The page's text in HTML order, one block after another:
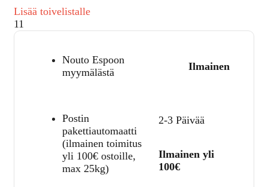
Lisää toivelistalle
11
Nouto Espoon
myymälästä
Ilmainen
Postin
pakettiautomaatti
(ilmainen toimitus
yli 100€ ostoille,
max 25kg)
2-3 Päivää
Ilmainen yli
100€